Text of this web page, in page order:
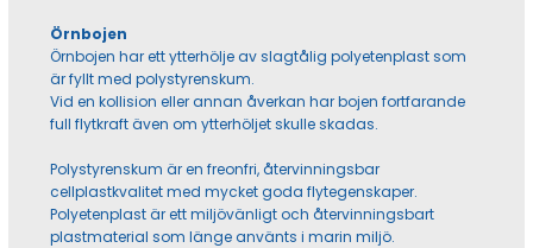
Örnbojen
Örnbojen har ett ytterhölje av slagtålig polyetenplast som
är fyllt med polystyrenskum.
Vid en kollision eller annan åverkan har bojen fortfarande
full flytkraft även om ytterhöljet skulle skadas.
Polystyrenskum är en freonfri, återvinningsbar
cellplastkvalitet med mycket goda flytegenskaper.
Polyetenplast är ett miljövänligt och återvinningsbart
plastmaterial som länge använts i marin miljö.